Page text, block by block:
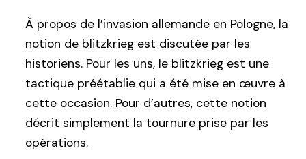
À propos de l’invasion allemande en Pologne, la
notion de blitzkrieg est discutée par les
historiens. Pour les uns, le blitzkrieg est une
tactique préétablie qui a été mise en œuvre à
cette occasion. Pour d’autres, cette notion
décrit simplement la tournure prise par les
opérations.